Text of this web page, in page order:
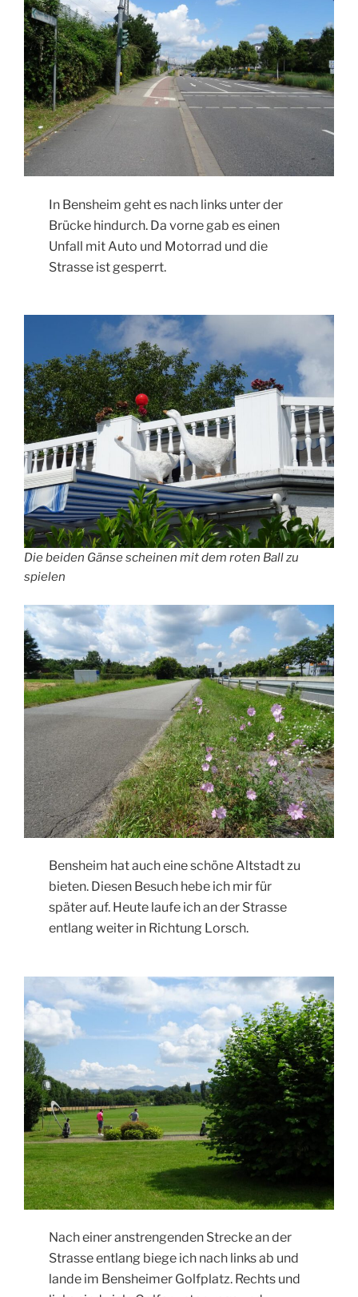
In Bensheim geht es nach links unter der
Brücke hindurch. Da vorne gab es einen
Unfall mit Auto und Motorrad und die
Strasse ist gesperrt.
Die beiden Gänse scheinen mit dem roten Ball zu
spielen
Bensheim hat auch eine schöne Altstadt zu
bieten. Diesen Besuch hebe ich mir für
später auf. Heute laufe ich an der Strasse
entlang weiter in Richtung Lorsch.
Nach einer anstrengenden Strecke an der
Strasse entlang biege ich nach links ab und
lande im Bensheimer Golfplatz. Rechts und